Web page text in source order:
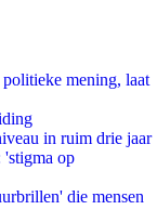
politieke mening, laat
in ruim drie jaar
op
die mensen